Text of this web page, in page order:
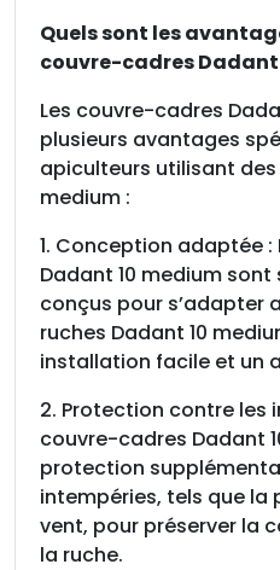
Quels sont les
couvre-cadres Dadant
Les couvre-cadres
plusieurs avantages
apiculteurs utilisant des
medium :
1. Conception adaptée
Dadant 10 medium
conçus pour s’adapter
ruches Dadant 10
installation facile et un
2. Protection contre les
couvre-cadres Dadant
protection
intempéries, tels que la
vent, pour préserver la
la ruche.